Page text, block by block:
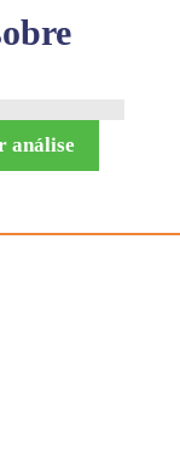
análise